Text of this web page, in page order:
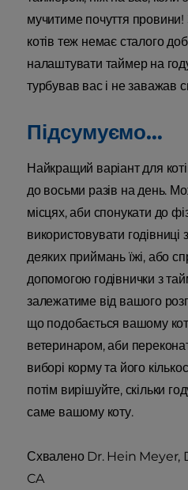
мучитиме почуття
котів теж немає сталого
налаштувати таймер на
турбував вас і не заважав
Підсумуємо…
Найкращий варіант для
до восьми разів на день.
місцях, аби спонукати до
використовувати
деяких приймань їжі, або
допомогою годівнички з
залежатиме від вашого
що подобається вашому
ветеринаром, аби
виборі корму та його
потім вирішуйте, скільки
саме вашому коту.
Схвалено Dr. Hein Meyer,
CA